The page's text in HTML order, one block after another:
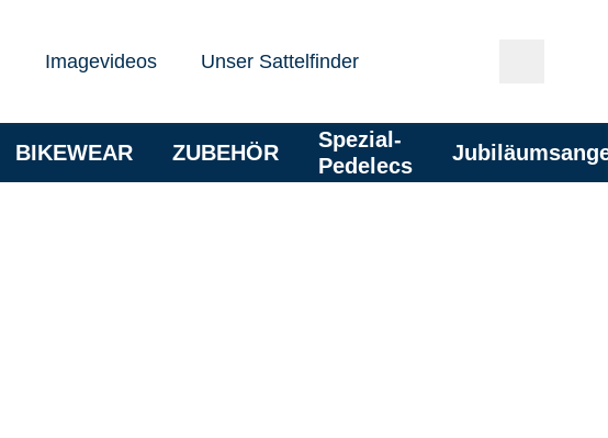
Imagevideos Unser Sattelfinder
BIKEWEAR ZUBEHÖR
Spezial-
Pedelecs